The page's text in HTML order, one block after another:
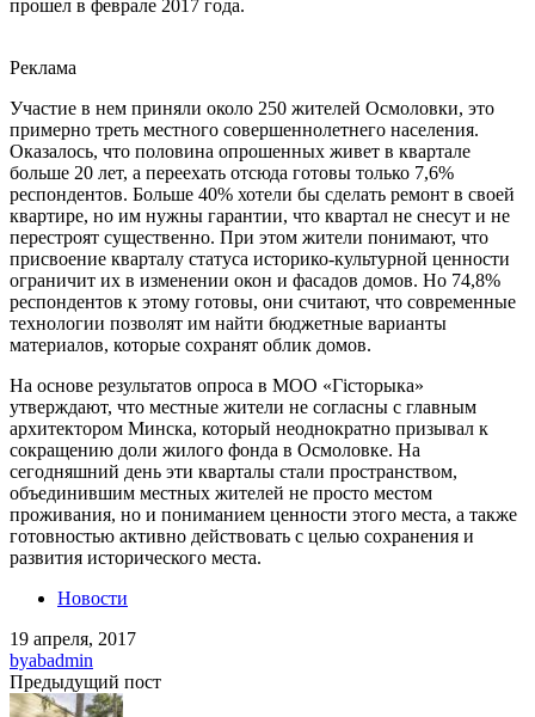
прошел в феврале 2017 года.
Реклама
Участие в нем приняли около 250 жителей Осмоловки, это
примерно треть местного совершеннолетнего населения.
Оказалось, что половина опрошенных живет в квартале
больше 20 лет, а переехать отсюда готовы только 7,6%
респондентов. Больше 40% хотели бы сделать ремонт в своей
квартире, но им нужны гарантии, что квартал не снесут и не
перестроят существенно. При этом жители понимают, что
присвоение кварталу статуса историко-культурной ценности
ограничит их в изменении окон и фасадов домов. Но 74,8%
респондентов к этому готовы, они считают, что современные
технологии позволят им найти бюджетные варианты
материалов, которые сохранят облик домов.
На основе результатов опроса в МОО «Гісторыка»
утверждают, что местные жители не согласны с главным
архитектором Минска, который неоднократно призывал к
сокращению доли жилого фонда в Осмоловке. На
сегодняшний день эти кварталы стали пространством,
объединившим местных жителей не просто местом
проживания, но и пониманием ценности этого места, а также
готовностью активно действовать с целью сохранения и
развития исторического места.
Новости
19 апреля, 2017
byabadmin
Предыдущий пост